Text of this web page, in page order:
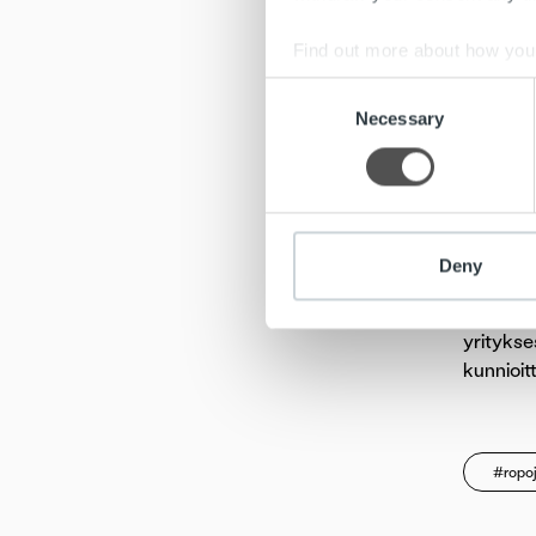
Find out more about how
We use cookies to
other information that
Necessary
Deny